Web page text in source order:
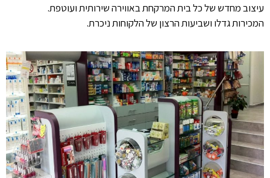
עיצוב מחדש של כל בית המרקחת באווירה שירותית ועוטפת.
המכירות גדלו ושביעות הרצון של הלקוחות ניכרת.